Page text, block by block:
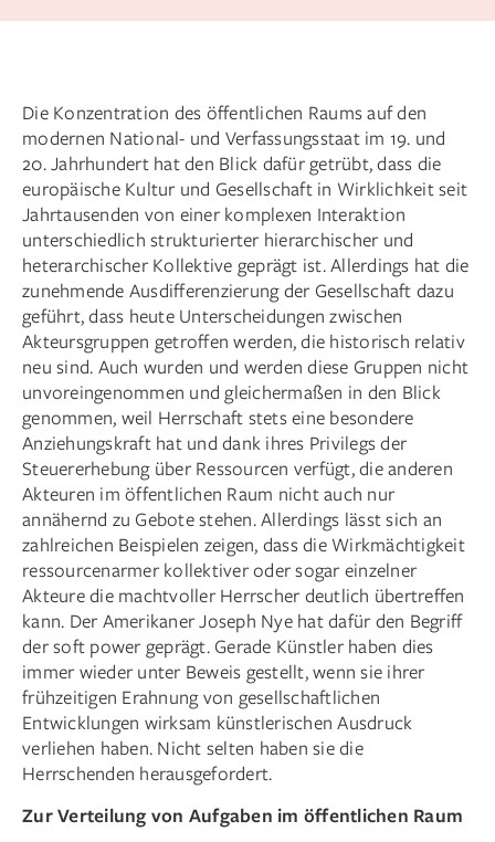
Die Konzentration des öffentlichen Raums auf den
modernen National- und Verfassungsstaat im 19. und
20. Jahrhundert hat den Blick dafür getrübt, dass die
europäische Kultur und Gesellschaft in Wirklichkeit seit
Jahrtausenden von einer komplexen Interaktion
unterschiedlich strukturierter hierarchischer und
heterarchischer Kollektive geprägt ist. Allerdings hat die
zunehmende Ausdifferenzierung der Gesellschaft dazu
geführt, dass heute Unterscheidungen zwischen
Akteursgruppen getroffen werden, die historisch relativ
neu sind. Auch wurden und werden diese Gruppen nicht
unvoreingenommen und gleichermaßen in den Blick
genommen, weil Herrschaft stets eine besondere
Anziehungskraft hat und dank ihres Privilegs der
Steuererhebung über Ressourcen verfügt, die anderen
Akteuren im öffentlichen Raum nicht auch nur
annähernd zu Gebote stehen. Allerdings lässt sich an
zahlreichen Beispielen zeigen, dass die Wirkmächtigkeit
ressourcenarmer kollektiver oder sogar einzelner
Akteure die machtvoller Herrscher deutlich übertreffen
kann. Der Amerikaner Joseph Nye hat dafür den Begriff
der soft power geprägt. Gerade Künstler haben dies
immer wieder unter Beweis gestellt, wenn sie ihrer
frühzeitigen Erahnung von gesellschaftlichen
Entwicklungen wirksam künstlerischen Ausdruck
verliehen haben. Nicht selten haben sie die
Herrschenden herausgefordert.
Zur Verteilung von Aufgaben im öffentlichen Raum